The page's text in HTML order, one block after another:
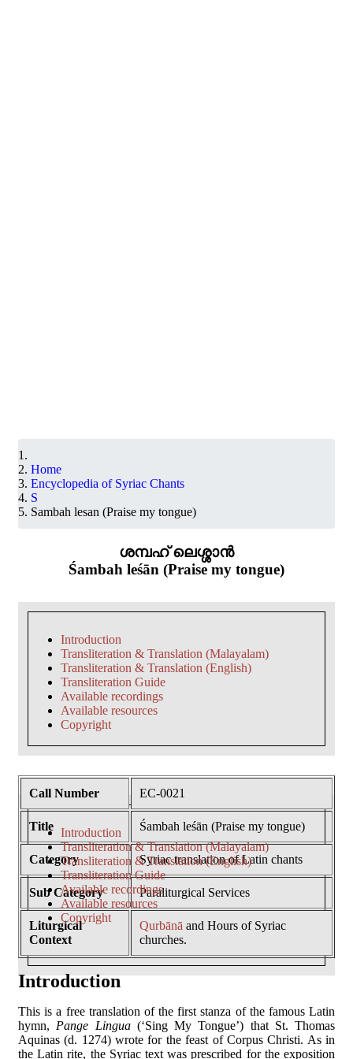
Home
Encyclopedia of Syriac Chants
S
Sambah lesan (Praise my tongue)
ശമ്പഹ് ലെശ്ശാൻ
Śambah leśān (Praise my tongue)
Introduction
Transliteration & Translation (Malayalam)
Transliteration & Translation (English)
Transliteration Guide
Available recordings
Available resources
Copyright
Introduction
Transliteration & Translation (Malayalam)
Transliteration & Translation (English)
Transliteration Guide
Available recordings
Available resources
Copyright
Call Number EC-0021
Title Śambah leśān (Praise my tongue)
Category Syriac translation of Latin chants
Sub Category Paraliturgical Services
Liturgical
Context
Qurbānā and Hours of Syriac
churches.
Introduction
This is a free translation of the first stanza of the famous Latin
hymn, Pange Lingua(‘Sing My Tongue’) that St. Thomas
Aquinas (d. 1274) wrote for the feast of Corpus Christi. As in
the Latin rite, the Syriac text was prescribed for the exposition